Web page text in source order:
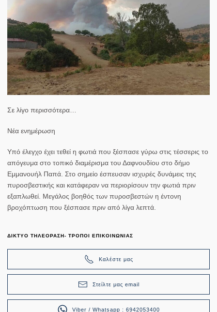
Σε λίγο περισσότερα…
Νέα ενημέρωση
Υπό έλεγχο έχει τεθεί η φωτιά που ξέσπασε γύρω στις τέσσερις το
απόγευμα στο τοπικό διαμέρισμα του Δαφνουδίου στο δήμο
Εμμανουήλ Παπά. Στο σημείο έσπευσαν ισχυρές δυνάμεις της
πυροσβεστικής και κατάφεραν να περιορίσουν την φωτιά πριν
εξαπλωθεί. Μεγάλος βοηθός των πυροσβεστών η έντονη
βροχόπτωση που ξέσπασε πριν από λίγα λεπτά.
ΔΙΚΤΥΟ ΤΗΛΕΟΡΑΣΗ- ΤΡΟΠΟΙ ΕΠΙΚΟΙΝΩΝΙΑΣ
Καλέστε μας
Στείλτε μας email
Viber / Whatsapp : 6942053400